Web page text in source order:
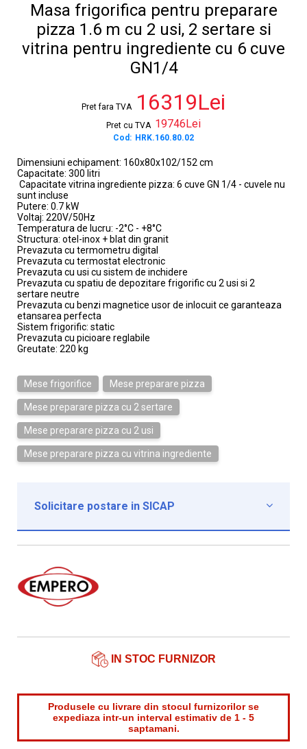
Masa frigorifica pentru preparare
pizza 1.6 m cu 2 usi, 2 sertare si
vitrina pentru ingrediente cu 6 cuve
GN1/4
Pret fara TVA 16319Lei
Pret cu TVA 19746Lei
Cod: HRK.160.80.02
Dimensiuni echipament: 160x80x102/152 cm
Capacitate: 300 litri
Capacitate vitrina ingrediente pizza: 6 cuve GN 1/4 - cuvele nu
sunt incluse
Putere: 0.7 kW
Voltaj: 220V/50Hz
Temperatura de lucru: -2°C - +8°C
Structura: otel-inox + blat din granit
Prevazuta cu termometru digital
Prevazuta cu termostat electronic
Prevazuta cu usi cu sistem de inchidere
Prevazuta cu spatiu de depozitare frigorific cu 2 usi si 2
sertare neutre
Prevazuta cu benzi magnetice usor de inlocuit ce garanteaza
etansarea perfecta
Sistem frigorific: static
Prevazuta cu picioare reglabile
Greutate: 220 kg
Mese frigorifice Mese preparare pizza
Mese preparare pizza cu 2 sertare
Mese preparare pizza cu 2 usi
Mese preparare pizza cu vitrina ingrediente
Solicitare postare in SICAP 
Institutie*
Nume contact*
IN STOC FURNIZOR
Produsele cu livrare din stocul furnizorilor se
expediaza intr-un interval estimativ de 1 - 5
saptamani.